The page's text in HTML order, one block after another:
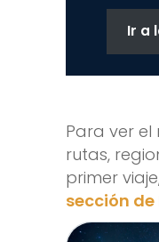
Ir a
Para ver
rutas,
primer
sección